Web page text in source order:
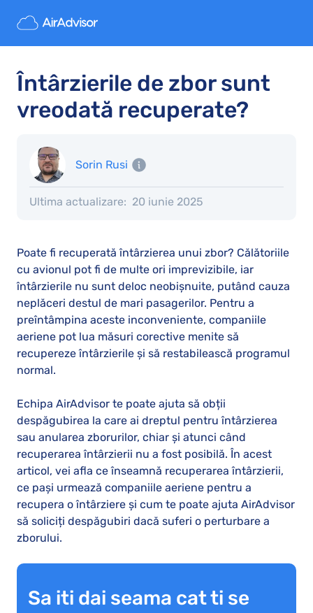
Întârzierile de zbor sunt
vreodată recuperate?
Sorin Rusi
Ultima actualizare: 20 iunie 2025
Poate fi recuperată întârzierea unui zbor? Călătoriile
cu avionul pot fi de multe ori imprevizibile, iar
întârzierile nu sunt deloc neobișnuite, putând cauza
neplăceri destul de mari pasagerilor. Pentru a
preîntâmpina aceste inconveniente, companiile
aeriene pot lua măsuri corective menite să
recupereze întârzierile și să restabilească programul
normal.
Echipa AirAdvisor te poate ajuta să obții
despăgubirea la care ai dreptul pentru întârzierea
sau anularea zborurilor, chiar și atunci când
recuperarea întârzierii nu a fost posibilă. În acest
articol, vei afla ce înseamnă recuperarea întârzierii,
ce pași urmează companiile aeriene pentru a
recupera o întârziere și cum te poate ajuta AirAdvisor
să soliciți despăgubiri dacă suferi o perturbare a
zborului.
Sa iti dai seama cat ti se